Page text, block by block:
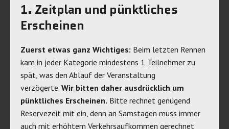
1. Zeitplan und pünktliches
Erscheinen
Zuerst etwas ganz Wichtiges: Beim letzten Rennen
kam in jeder Kategorie mindestens 1 Teilnehmer zu
spät, was den Ablauf der Veranstaltung
verzögerte. Wir bitten daher ausdrücklich um
pünktliches Erscheinen. Bitte rechnet genügend
Reservezeit mit ein, denn an Samstagen muss immer
auch mit erhöhtem Verkehrsaufkommen gerechnet